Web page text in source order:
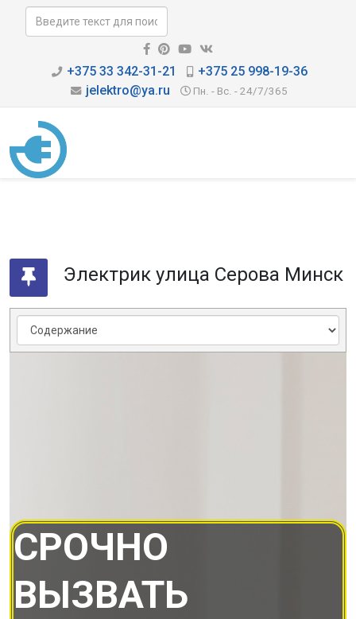
+375 33 342-31-21
+375 25 998-19-36
jelektro@ya.ru
Пн. - Вс. - 24/7/365
Электрик улица Серова Минск
СРОЧНО
ВЫЗВАТЬ